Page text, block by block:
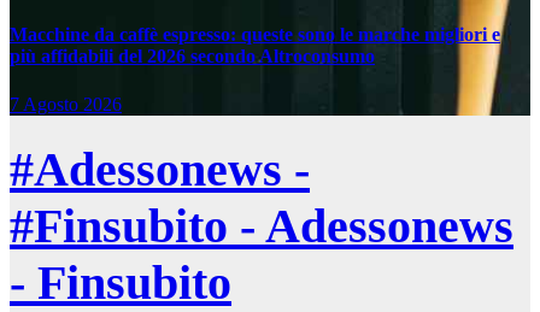
Macchine da caffè espresso: queste sono le marche migliori e
più affidabili del 2026 secondo Altroconsumo
7 Agosto 2026
#Adessonews -
#Finsubito - Adessonews
- Finsubito